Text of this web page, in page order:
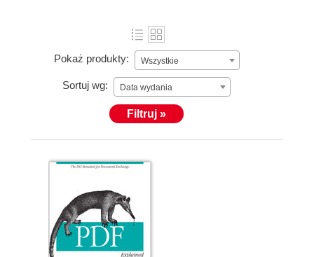
Pokaż produkty: Wszystkie
Sortuj wg: Data wydania
Filtruj »